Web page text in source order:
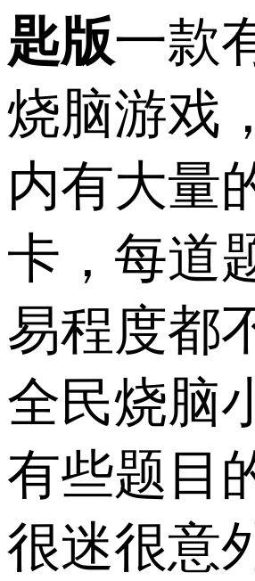
匙版一款
烧脑游戏
内有大量
卡，每道
易程度都
全民烧脑
有些题目
很迷很意